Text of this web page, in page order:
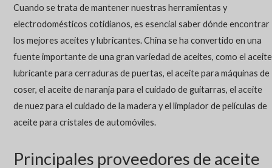
Cuando se trata de mantener nuestras herramientas y
electrodomésticos cotidianos, es esencial saber dónde encontrar
los mejores aceites y lubricantes. China se ha convertido en una
fuente importante de una gran variedad de aceites, como el aceite
lubricante para cerraduras de puertas, el aceite para máquinas de
coser, el aceite de naranja para el cuidado de guitarras, el aceite
de nuez para el cuidado de la madera y el limpiador de películas de
aceite para cristales de automóviles.
Principales proveedores de aceite